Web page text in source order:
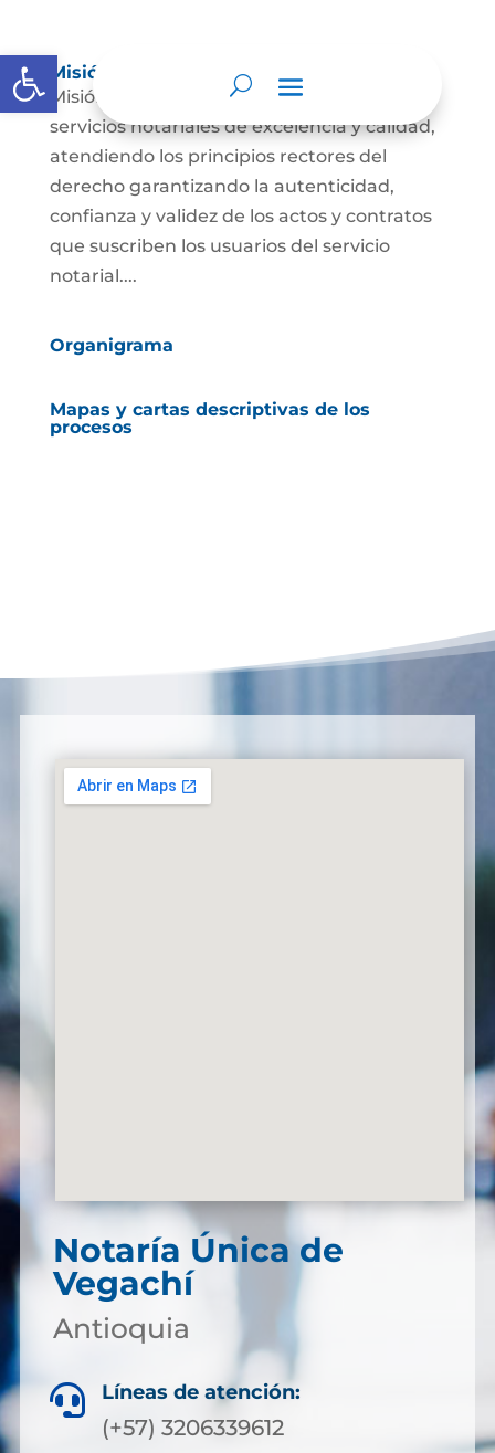
Abrir barra de herramientas
Misión, Visión, Funciones y Deberes
Misión: Velar día a día por la prestación de
servicios notariales de excelencia y calidad,
atendiendo los principios rectores del
derecho garantizando la autenticidad,
confianza y validez de los actos y contratos
que suscriben los usuarios del servicio
notarial....
Organigrama
Mapas y cartas descriptivas de los
procesos
Notaría Única de
Vegachí
Antioquia
 Líneas de atención:
(+57) 3206339612